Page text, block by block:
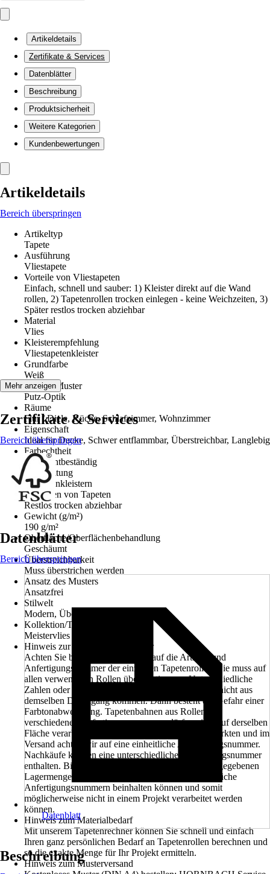
Artikeldetails
Zertifikate & Services
Datenblätter
Beschreibung
Produktsicherheit
Weitere Kategorien
Kundenbewertungen
Artikeldetails
Bereich überspringen
Artikeltyp
Tapete
Ausführung
Vliestapete
Vorteile von Vliestapeten
Einfach, schnell und sauber: 1) Kleister direkt auf die Wand
rollen, 2) Tapetenrollen trocken einlegen - keine Weichzeiten, 3)
Später restlos trocken abziehbar
Material
Vlies
Kleisterempfehlung
Vliestapetenkleister
Grundfarbe
Weiß
Dekor / Muster
Putz-Optik
Räume
Flur / Diele, Küche, Schlafzimmer, Wohnzimmer
Eigenschaft
Ideal für Decke, Schwer entflammbar, Überstreichbar, Langlebig
Farbechtheit
Gut Lichtbeständig
Verarbeitung
Wand einkleistern
Entfernen von Tapeten
Restlos trocken abziehbar
Gewicht (g/m²)
190 g/m²
Oberfläche/Oberflächenbehandlung
Geschäumt
Überstreichbarkeit
Muss überstrichen werden
Ansatz des Musters
Ansatzfrei
Stilwelt
Modern, Überstreichen
Kollektion/Tapetenbuch
Meistervlies PRO Protect
Hinweis zur Anfertigungsnummer
Achten Sie beim Kauf unbedingt auf die Artikel- und
Anfertigungsnummer der einzelnen Tapetenrollen. Sie muss auf
allen verwendeten Rollen übereinstimmen. Unterschiedliche
Zahlen oder Buchstaben bedeuten, dass die Rollen nicht aus
demselben Druckgang kommen. Dann besteht die Gefahr einer
Farbtonabweichung. Tapetenbahnen aus Rollen mit
verschiedenen Anfertigungsnummern dürfen nicht auf derselben
Fläche verarbeitet werden. Beim Verkauf in den Märkten und im
Versand achten wir auf eine einheitliche Anfertigungsnummer.
Nachkäufe können eine unterschiedliche Anfertigungsnummer
enthalten. Bitte beachten Sie außerdem, dass die angegebenen
Lagermengen in den Märkten ebenfalls unterschiedliche
Anfertigungsnummern beinhalten können und somit
möglicherweise nicht in einem Projekt verarbeitet werden
können.
Hinweis zum Materialbedarf
Mit unserem Tapetenrechner können Sie schnell und einfach
Ihren ganz persönlichen Bedarf an Tapetenrollen berechnen und
so die exakte Menge für Ihr Projekt ermitteln.
Hinweis zum Musterversand
Mehr anzeigen
Zertifikate & Services
Bereich überspringen
Datenblätter
Bereich überspringen
Datenblatt
Beschreibung